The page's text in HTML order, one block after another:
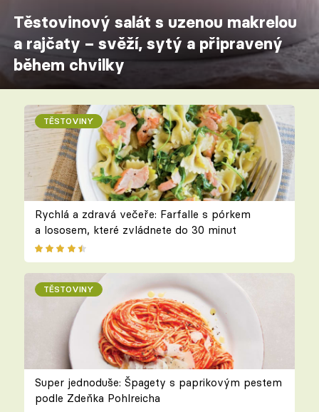
Těstovinový salát s uzenou makrelou
a rajčaty – svěží, sytý a připravený
během chvilky
TĚSTOVINY
Rychlá a zdravá večeře: Farfalle s pórkem
a lososem, které zvládnete do 30 minut
TĚSTOVINY
Super jednoduše: Špagety s paprikovým pestem
podle Zdeňka Pohlreicha